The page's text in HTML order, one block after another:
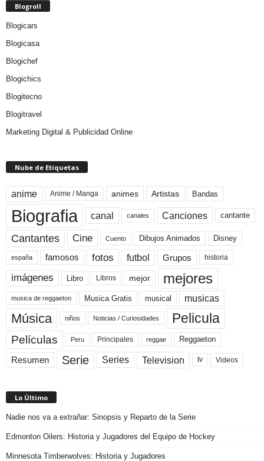
Blogroll
Blogicars
Blogicasa
Blogichef
Blogichics
Blogitecno
Blogitravel
Marketing Digital & Publicidad Online
Nube de Etiquetas
anime Anime / Manga animes Artistas Bandas
Biografia canal canales Canciones cantante
Cantantes Cine Cuento Dibujos Animados Disney
españa famosos fotos futbol Grupos historia
imágenes Libro Libros mejor mejores
musica de reggaeton Musica Gratis musical musicas
Música niños Noticias / Curiosidades Pelicula
Películas Peru Principales reggae Reggaeton
Resumen Serie Series Television tv Videos
Lo Último
Nadie nos va a extrañar: Sinopsis y Reparto de la Serie
Edmonton Oilers: Historia y Jugadores del Equipo de Hockey
Minnesota Timberwolves: Historia y Jugadores